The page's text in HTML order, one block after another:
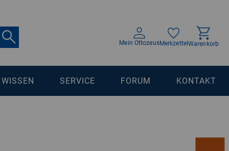
Mein OttozeusMerkzettelWarenkorb
WISSEN SERVICE FORUM KONTAKT